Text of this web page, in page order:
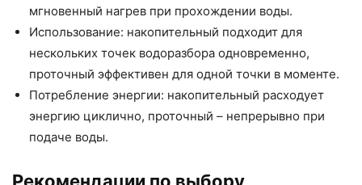
мгновенный нагрев при прохождении воды.
Использование: накопительный подходит для
нескольких точек водоразбора одновременно,
проточный эффективен для одной точки в моменте.
Потребление энергии: накопительный расходует
энергию циклично, проточный – непрерывно при
подаче воды.